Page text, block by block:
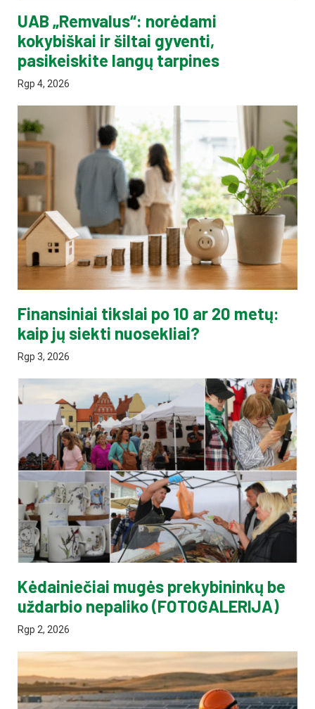
UAB „Remvalus“: norėdami
kokybiškai ir šiltai gyventi,
pasikeiskite langų tarpines
Rgp 4, 2026
Finansiniai tikslai po 10 ar 20 metų:
kaip jų siekti nuosekliai?
Rgp 3, 2026
Kėdainiečiai mugės prekybininkų be
uždarbio nepaliko (FOTOGALERIJA)
Rgp 2, 2026